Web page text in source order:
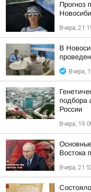
Прогноз
Вчера,
В
Вчера,
подбора
России
Вчера,
Востока
Вчера,